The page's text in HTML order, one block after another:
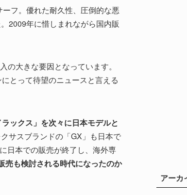
フ。優れた耐久性、圧倒的な悪
2009年に惜しまれながら国内販
大きな要因となっています。
とって待望のニュースと言える
ックス」を次々に日本モデルと
サスブランドの「GX」も日本で
日本での販売が終了し、海外専
売も検討される時代になったのか
アーカ